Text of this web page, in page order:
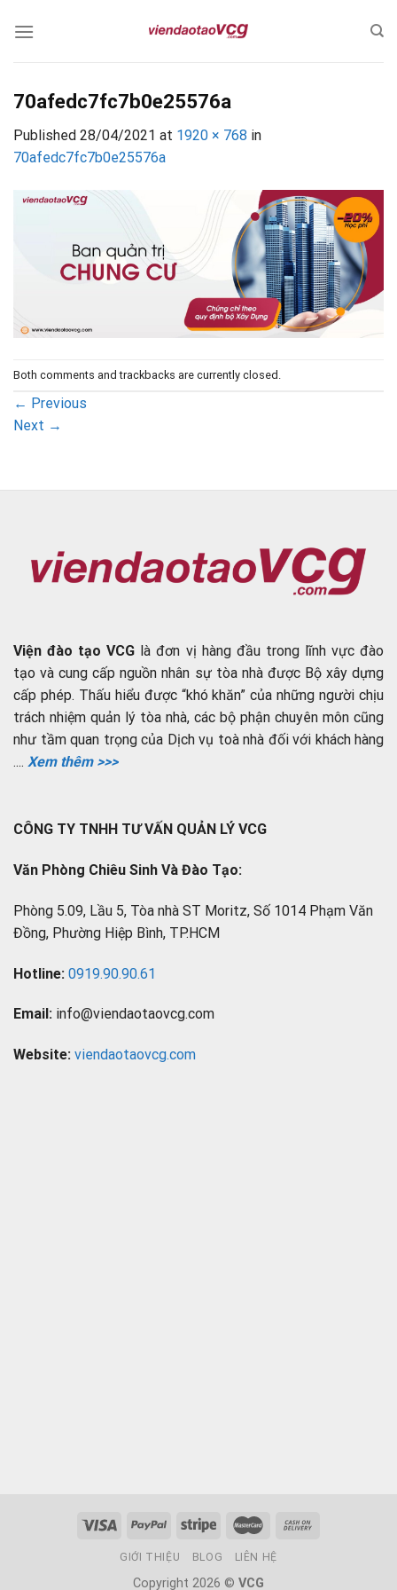
70afedc7fc7b0e25576a
Published 28/04/2021 at 1920 × 768 in
70afedc7fc7b0e25576a
Both comments and trackbacks are currently closed.
← Previous
Next →
Viện đào tạo VCG là đơn vị hàng đầu trong lĩnh vực đào
tạo và cung cấp nguồn nhân sự tòa nhà được Bộ xây dựng
cấp phép. Thấu hiểu được “khó khăn” của những người chịu
trách nhiệm quản lý tòa nhà, các bộ phận chuyên môn cũng
như tầm quan trọng của Dịch vụ toà nhà đối với khách hàng
.... Xem thêm >>>
CÔNG TY TNHH TƯ VẤN QUẢN LÝ VCG
Văn Phòng Chiêu Sinh Và Đào Tạo:
Phòng 5.09, Lầu 5, Tòa nhà ST Moritz, Số 1014 Phạm Văn
Đồng, Phường Hiệp Bình, TP.HCM
Hotline: 0919.90.90.61
Email: info@viendaotaovcg.com
Website: viendaotaovcg.com
GIỚI THIỆU BLOG LIÊN HỆ
Copyright 2026 © VCG